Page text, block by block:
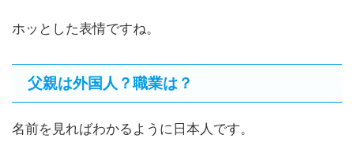
ホッとした表情ですね。
父親は外国人？職業は？
名前を見ればわかるように日本人です。